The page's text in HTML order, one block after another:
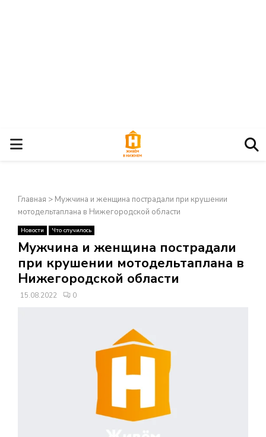
О
Н
О
В
Главная > Мужчина и женщина пострадали при крушении
мотодельтаплана в Нижегородской области
Новости Что случилось
Мужчина и женщина пострадали
при крушении мотодельтаплана в
Нижегородской области
15.08.2022 0
×